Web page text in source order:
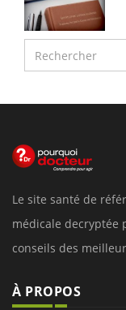
Le site santé de
médicale decryptée
conseils des
À PROPOS